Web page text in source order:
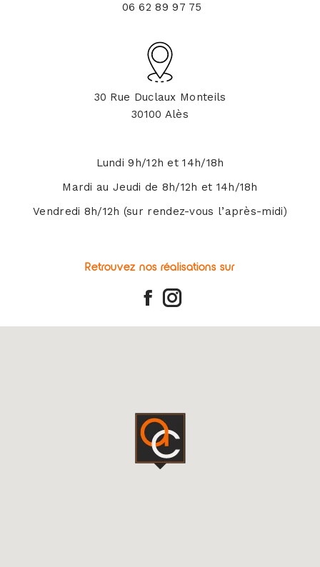
06 62 89 97 75
30 Rue Duclaux Monteils
30100 Alès
Lundi 9h/12h et 14h/18h
Mardi au Jeudi de 8h/12h et 14h/18h
Vendredi 8h/12h (sur rendez-vous l’après-midi)
Retrouvez nos réalisations sur
Facebook
Instagram